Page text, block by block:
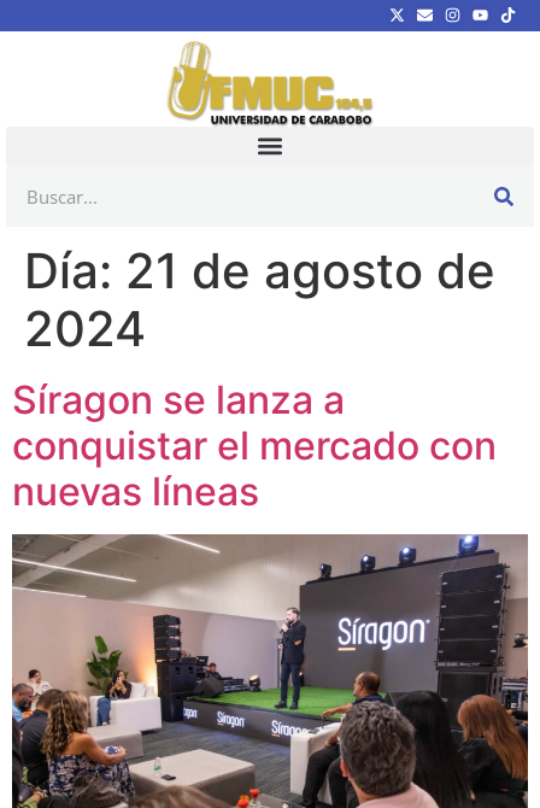
Día: 21 de agosto de
2024
Síragon se lanza a
conquistar el mercado con
nuevas líneas